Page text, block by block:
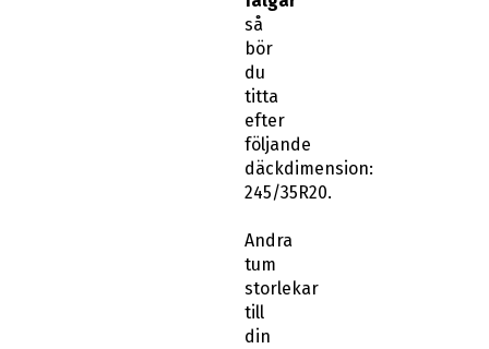
så
bör
du
titta
efter
följande
däckdimension:
245/35R20.
Andra
tum
storlekar
till
din